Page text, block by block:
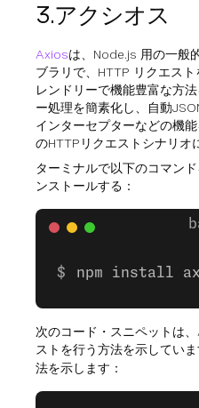
3.アクシオス
Axiosは、Node.js 用の一般
ブラリで、HTTP リクエス
レンドリーで機能豊富な方
ー処理を簡素化し、自動
インターセプターなどの機
のHTTPリクエストシナリオ
ターミナルで以下のコマン
ンストールする：
npm install
次のコード・スニペットは
ストを行う方法を示していま
法を示します：